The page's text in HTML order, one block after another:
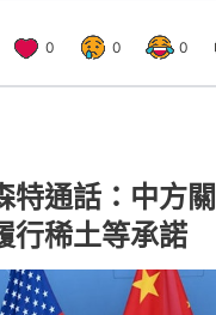
0 0 0
特通話：中方
稀土等承諾